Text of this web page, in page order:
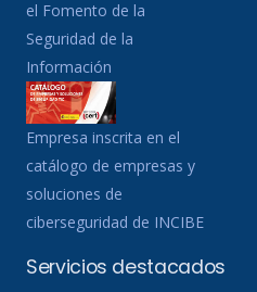
el Fomento de la
Seguridad de la
Información
Empresa inscrita en el
catálogo de empresas y
soluciones de
ciberseguridad de INCIBE
Servicios destacados